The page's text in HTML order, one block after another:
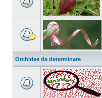
Orchidee da determinare